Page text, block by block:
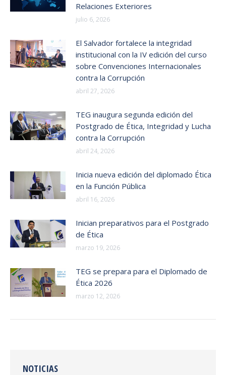
Relaciones Exteriores
julio 6, 2026
El Salvador fortalece la integridad
institucional con la IV edición del curso
sobre Convenciones Internacionales
contra la Corrupción
abril 27, 2026
TEG inaugura segunda edición del
Postgrado de Ética, Integridad y Lucha
contra la Corrupción
abril 24, 2026
Inicia nueva edición del diplomado Ética
en la Función Pública
abril 16, 2026
Inician preparativos para el Postgrado
de Ética
marzo 19, 2026
TEG se prepara para el Diplomado de
Ética 2026
marzo 12, 2026
NOTICIAS